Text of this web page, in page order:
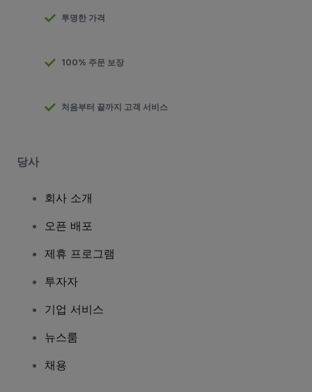
투명한 가격
100% 주문 보장
처음부터 끝까지 고객 서비스
당사
회사 소개
오픈 배포
제휴 프로그램
투자자
기업 서비스
뉴스룸
채용